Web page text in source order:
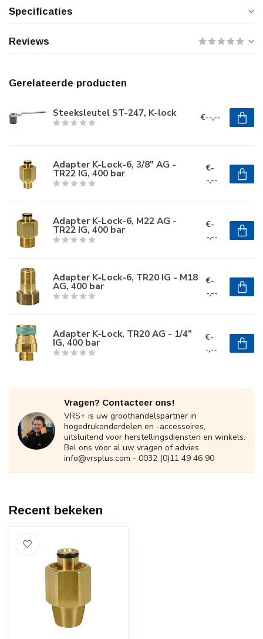
Specificaties
Reviews
Gerelateerde producten
Steeksleutel ST-247, K-lock €--,--
Adapter K-Lock-6, 3/8" AG -
TR22 IG, 400 bar
€-
-,--
Adapter K-Lock-6, M22 AG -
TR22 IG, 400 bar
€-
-,--
Adapter K-Lock-6, TR20 IG - M18
AG, 400 bar
€-
-,--
Adapter K-Lock, TR20 AG - 1/4"
IG, 400 bar
€-
-,--
Vragen? Contacteer ons!
VRS+ is uw groothandelspartner in
hogedrukonderdelen en -accessoires,
uitsluitend voor herstellingsdiensten en winkels.
Bel ons voor al uw vragen of advies.
info@vrsplus.com - 0032 (0)11 49 46 90
Recent bekeken